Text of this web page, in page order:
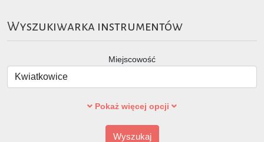
Wyszukiwarka instrumentów
Miejscowość
Pokaż więcej opcji
Wyszukaj